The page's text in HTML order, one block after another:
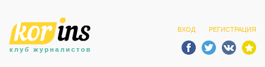
ВХОД РЕГИСТРАЦИЯ